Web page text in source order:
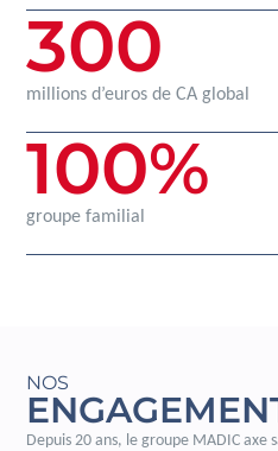
millions d’euros de CA global
300
groupe familial
100%
NOS
Depuis 20 ans, le groupe MADIC axe